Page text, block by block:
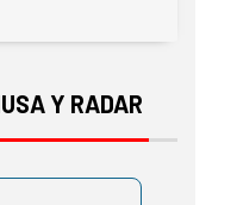
Y RADAR